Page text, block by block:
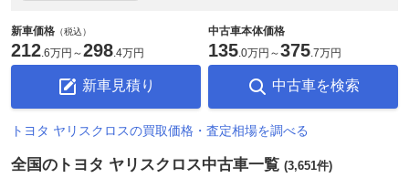
新車価格 （税込）
212.6万円 ～298.4万円
新車見積り
中古車本体価格
135.0万円 ～375.7万円
中古車を検索
トヨタ ヤリスクロスの買取価格・査定相場を調べる
全国のトヨタ ヤリスクロス中古車一覧 (3,651件)